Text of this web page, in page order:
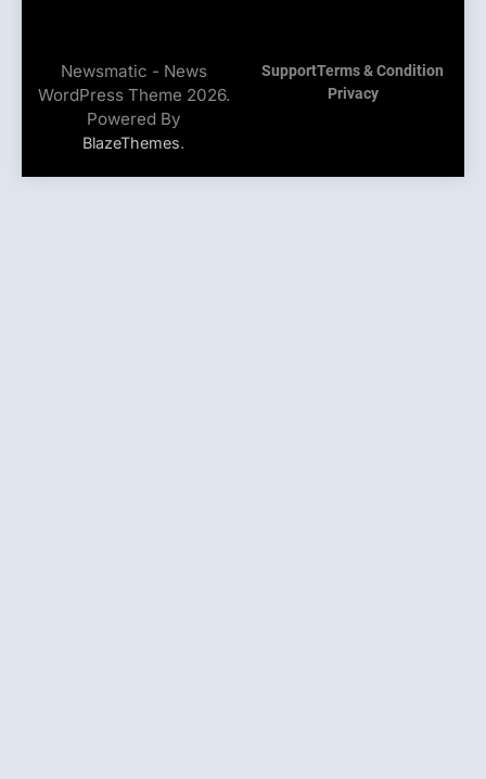
Newsmatic - News
WordPress Theme 2026.
Powered By
BlazeThemes.
SupportTerms & Condition
Privacy